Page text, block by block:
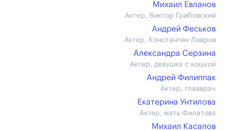
Михаил Евланов
Актер, Виктор Грибовский
Андрей Феськов
Актер, Константин Лавров
Александра Серзина
Актер, девушка с кошкой
Андрей Филиппак
Актер, главврач
Екатерина Унтилова
Актер, мать Филатова
Михаил Касапов